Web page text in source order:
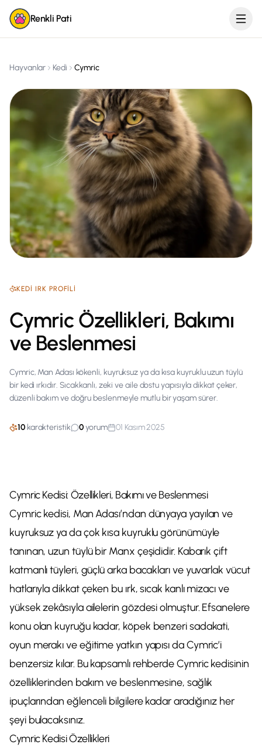
Renkli Pati
Hayvanlar Kedi Cymric
KEDI IRK PROFILI
Cymric Özellikleri, Bakımı
ve Beslenmesi
Cymric, Man Adası kökenli, kuyruksuz ya da kısa kuyruklu uzun tüylü
bir kedi ırkıdır. Sıcakkanlı, zeki ve aile dostu yapısıyla dikkat çeker,
düzenli bakım ve doğru beslenmeyle mutlu bir yaşam sürer.
10 karakteristik 0yorum 01 Kasım 2025
Cymric Kedisi: Özellikleri, Bakımı ve Beslenmesi
Cymric kedisi, Man Adası’ndan dünyaya yayılan ve
kuyruksuz ya da çok kısa kuyruklu görünümüyle
tanınan, uzun tüylü bir Manx çeşididir. Kabarık çift
katmanlı tüyleri, güçlü arka bacakları ve yuvarlak vücut
hatlarıyla dikkat çeken bu ırk, sıcak kanlı mizacı ve
yüksek zekâsıyla ailelerin gözdesi olmuştur. Efsanelere
konu olan kuyruğu kadar, köpek benzeri sadakati,
oyun merakı ve eğitime yatkın yapısı da Cymric’i
benzersiz kılar. Bu kapsamlı rehberde Cymric kedisinin
özelliklerinden bakım ve beslenmesine, sağlık
ipuçlarından eğlenceli bilgilere kadar aradığınız her
şeyi bulacaksınız.
Cymric Kedisi Özellikleri